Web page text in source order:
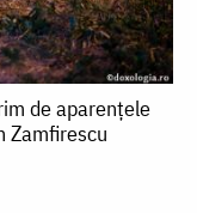
de aparențele
Zamfirescu